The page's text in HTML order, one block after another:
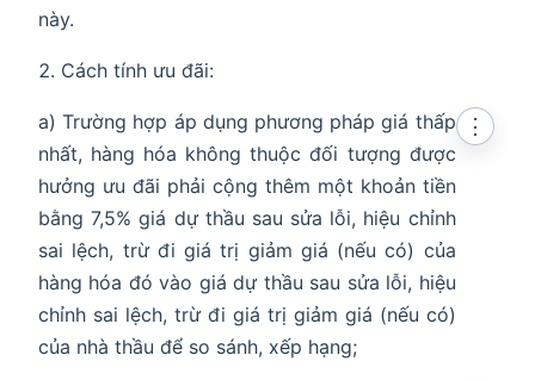
này.
Cách tính ưu đãi:
a) Trường hợp áp dụng phương pháp giá thấp
nhất, hàng hóa không thuộc đối tượng được
hưởng ưu đãi phải cộng thêm một khoản tiền
bằng 7,5% giá dự thầu sau sửa lỗi, hiệu chỉnh
sai lệch, trừ đi giá trị giảm giá (nếu có) của
hàng hóa đó vào giá dự thầu sau sửa lỗi, hiệu
chỉnh sai lệch, trừ đi giá trị giảm giá (nếu có)
của nhà thầu để so sánh, xếp hạng;
⋮